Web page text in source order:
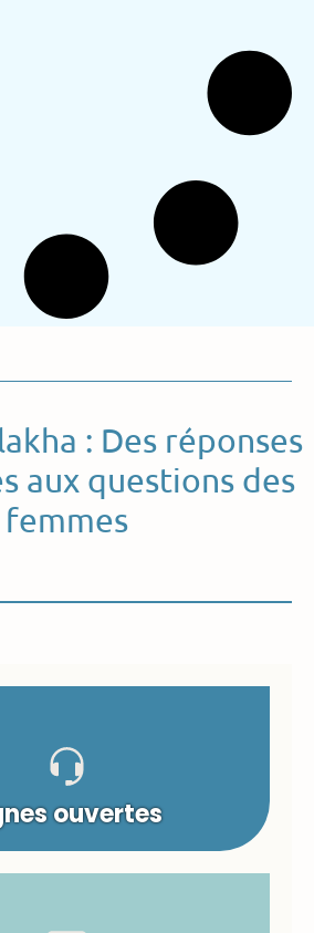
: Des réponses
aux questions des
femmes
ouvertes